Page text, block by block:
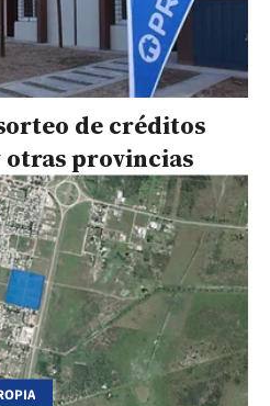
de créditos
provincias